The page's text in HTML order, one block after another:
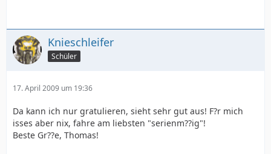
Knieschleifer
Schüler
17. April 2009 um 19:36
Da kann ich nur gratulieren, sieht sehr gut aus! F?r mich
isses aber nix, fahre am liebsten "serienm??ig"!
Beste Gr??e, Thomas!